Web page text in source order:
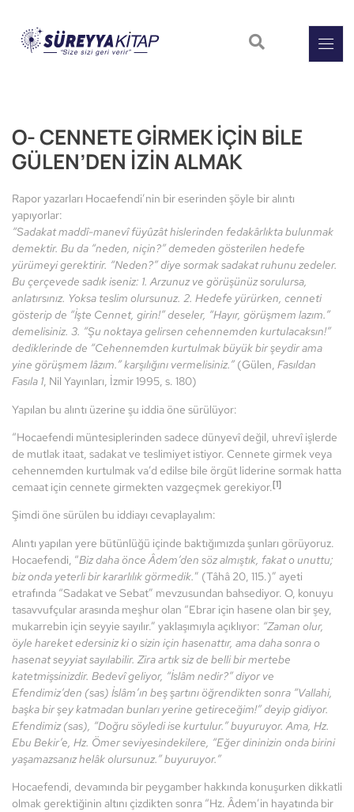
O- CENNETE GİRMEK İÇİN BİLE
GÜLEN’DEN İZİN ALMAK
Rapor yazarları Hocaefendi’nin bir eserinden şöyle bir alıntı
yapıyorlar:
“Sadakat maddî-manevî füyûzât hislerinden fedakârlıkta bulunmak
demektir. Bu da “neden, niçin?” demeden gösterilen hedefe
yürümeyi gerektirir. “Neden?” diye sormak sadakat ruhunu zedeler.
Bu çerçevede sadık iseniz: 1. Arzunuz ve görüşünüz sorulursa,
anlatırsınız. Yoksa teslim olursunuz. 2. Hedefe yürürken, cenneti
gösterip de “İşte Cennet, girin!” deseler, “Hayır, görüşmem lazım.”
demelisiniz. 3. “Şu noktaya gelirsen cehennemden kurtulacaksın!”
dediklerinde de “Cehennemden kurtulmak büyük bir şeydir ama
yine görüşmem lâzım.” karşılığını vermelisiniz.” (Gülen, Fasıldan
Fasıla 1, Nil Yayınları, İzmir 1995, s. 180)
Yapılan bu alıntı üzerine şu iddia öne sürülüyor:
“Hocaefendi müntesiplerinden sadece dünyevî değil, uhrevî işlerde
de mutlak itaat, sadakat ve teslimiyet istiyor. Cennete girmek veya
cehennemden kurtulmak va’d edilse bile örgüt liderine sormak hatta
cemaat için cennete girmekten vazgeçmek gerekiyor.[1]
Şimdi öne sürülen bu iddiayı cevaplayalım:
Alıntı yapılan yere bütünlüğü içinde baktığımızda şunları görüyoruz.
Hocaefendi, “Biz daha önce Âdem’den söz almıştık, fakat o unuttu;
biz onda yeterli bir kararlılık görmedik.” (Tâhâ 20, 115.)” ayeti
etrafında “Sadakat ve Sebat” mevzusundan bahsediyor. O, konuyu
tasavvufçular arasında meşhur olan “Ebrar için hasene olan bir şey,
mukarrebin için seyyie sayılır.” yaklaşımıyla açıklıyor: “Zaman olur,
öyle hareket edersiniz ki o sizin için hasenattır, ama daha sonra o
hasenat seyyiat sayılabilir. Zira artık siz de belli bir mertebe
katetmişsinizdir. Bedevî geliyor, “İslâm nedir?” diyor ve
Efendimiz’den (sas) İslâm’ın beş şartını öğrendikten sonra “Vallahi,
başka bir şey katmadan bunları yerine getireceğim!” deyip gidiyor.
Efendimiz (sas), “Doğru söyledi ise kurtulur.” buyuruyor. Ama, Hz.
Ebu Bekir’e, Hz. Ömer seviyesindekilere, “Eğer dininizin onda birini
yaşamazsanız helâk olursunuz.” buyuruyor.”
Hocaefendi, devamında bir peygamber hakkında konuşurken dikkatli
olmak gerektiğinin altını çizdikten sonra “Hz. Âdem’in hayatında bir